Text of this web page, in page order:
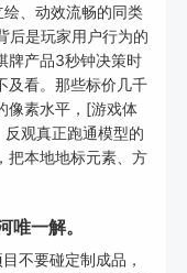
绘、动效流畅的同类
后是玩家用户行为的
牌产品3秒钟决策时
及看。那些标价几千
像素水平，[游戏体
观真正跑通模型的
把本地地标元素、方
一解。
不要碰定制成品，